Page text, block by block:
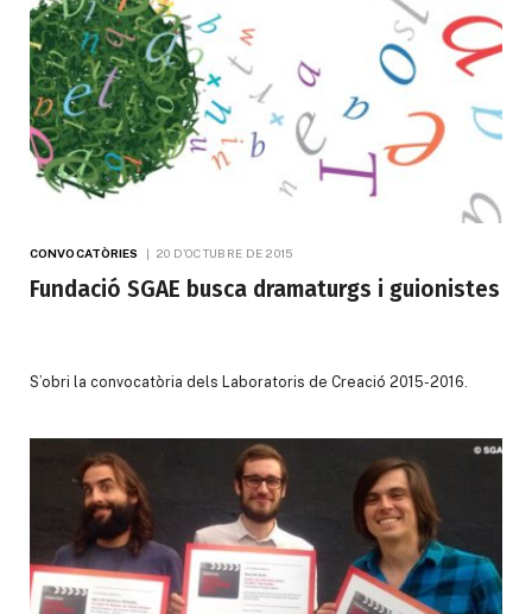
CONVOCATÒRIES 20 D'OCTUBRE DE 2015
Fundació SGAE busca dramaturgs i guionistes
S’obri la convocatòria dels Laboratoris de Creació 2015-2016.